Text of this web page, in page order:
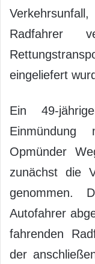
Radfahrer
eingeliefert
Ein 49-
Opmünder
zunächst die
genommen.
Autofahrer
fahrenden
der